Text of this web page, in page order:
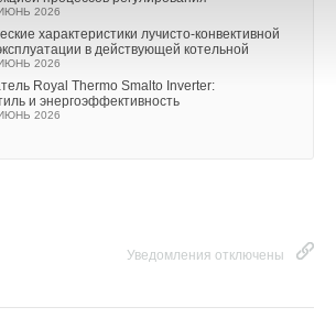
2026
характеристики лучисто-конвективной
в действующей котельной
2026
Royal Thermo Smalto Inverter:
и энергоэффективность
2026
Уведомления отключены
безопасное биотопливо,
экологические и
энергетическими установками
дом «МЕДИА ТЕХНОЛОДЖИ» +7 (495) 665-00-